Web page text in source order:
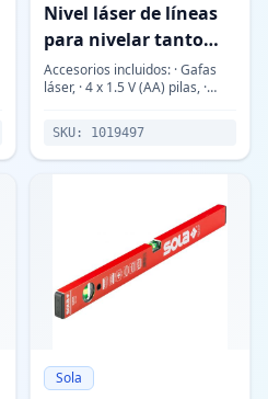
Nivel láser de líneas
para nivelar tanto
horizontal como
verticalmente
Accesorios incluidos: · Gafas
láser, · 4 x 1.5 V (AA) pilas, ·
Tolerancia máx. de medición: ±
0
SKU: 1019497
Sola